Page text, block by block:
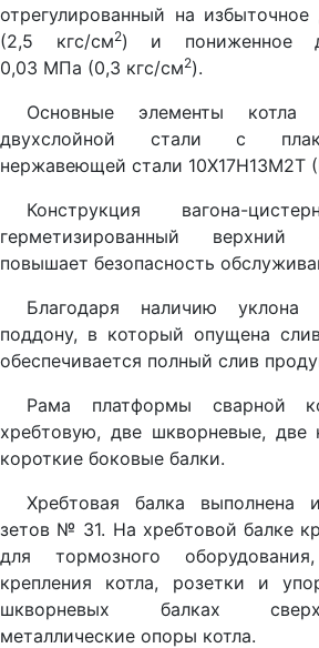
отрегулированный на
(2,5 кгс/см2) и пониженное
0,03 МПа (0,3 кгс/см2).
Основные элементы котла
двухслойной стали с
нержавеющей стали 10Х17Н13М2Т
Конструкция вагона-
герметизированный
повышает безопасность
Благодаря наличию
поддону, в который опущена
обеспечивается полный слив
Рама платформы сварной
хребтовую, две шкворневые, две
короткие боковые балки.
Хребтовая балка выполнена
зетов № 31. На хребтовой балке
для тормозного
крепления котла, розетки и
шкворневых балках
металлические опоры котла.